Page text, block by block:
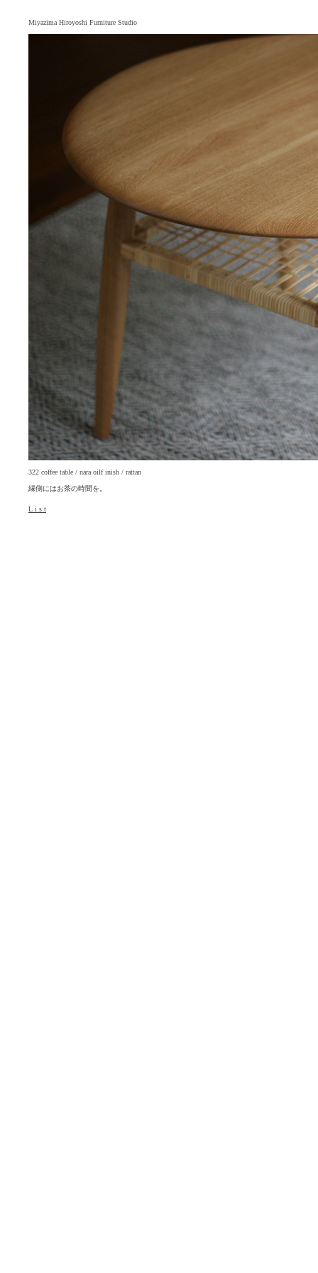
Miyazima Hiroyoshi Furniture Studio
322 coffee table / nara oilf inish / rattan
縁側にはお茶の時間を。
L i s t